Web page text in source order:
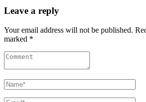
Leave a reply
Your email address will not be published.
marked *